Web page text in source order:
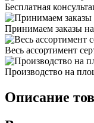
Бесплатная
Принимаем заказы на
Весь ассортимент
Производство на
Описание